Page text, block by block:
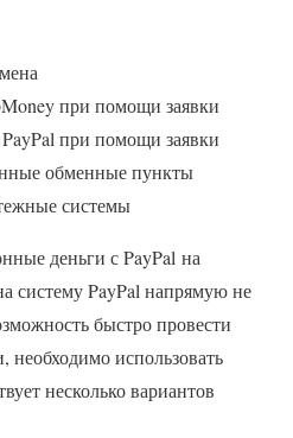
при помощи заявки
при помощи заявки
обменные пункты
системы
деньги с PayPal на
систему PayPal напрямую не
быстро провести
использовать
несколько вариантов